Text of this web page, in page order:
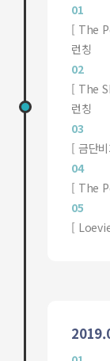
01
[ The
런칭
02
[ The
런칭
03
[ 금단
04
[ The
05
[